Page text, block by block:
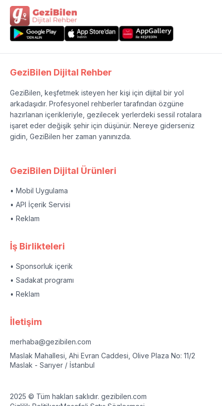
GeziBilen Dijital Rehber
GeziBilen, keşfetmek isteyen her kişi için dijital bir yol
arkadaşıdır. Profesyonel rehberler tarafından özgüne
hazırlanan içerikleriyle, gezilecek yerlerdeki sessil rotalara
işaret eder değişik şehir için düşünür. Nereye giderseniz
gidin, GeziBilen her zaman yanınızda.
GeziBilen Dijital Ürünleri
• Mobil Uygulama
• API İçerik Servisi
• Reklam
İş Birlikteleri
• Sponsorluk içerik
• Sadakat programı
• Reklam
İletişim
merhaba@gezibilen.com
Maslak Mahallesi, Ahi Evran Caddesi, Olive Plaza No: 11/2
Maslak - Sarıyer / İstanbul
2025 © Tüm hakları saklıdır. gezibilen.com